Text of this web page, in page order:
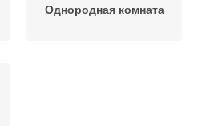
Однородная комната